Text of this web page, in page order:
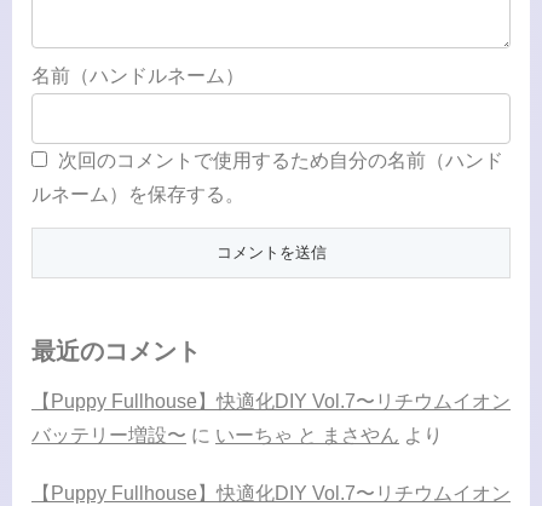
名前（ハンドルネーム）
次回のコメントで使用するため自分の名前（ハンド
ルネーム）を保存する。
最近のコメント
【Puppy Fullhouse】快適化DIY Vol.7〜リチウムイオン
バッテリー増設〜 に いーちゃ と まさやん より
【Puppy Fullhouse】快適化DIY Vol.7〜リチウムイオン